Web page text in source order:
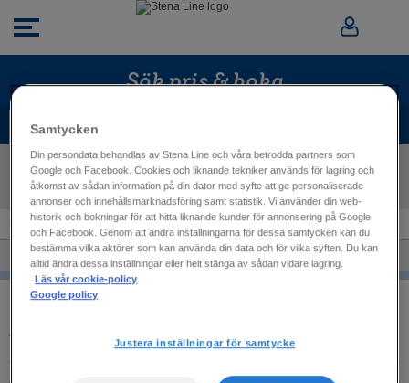
Sök pris & boka
Båtresa
MINA SIDOR
MIN PROFIL
MINA SIDOR
VÄLKOMMEN TILL MINA SIDOR.
Samtycken
Din persondata behandlas av Stena Line och våra betrodda partners som
Google och Facebook. Cookies och liknande tekniker används för lagring och
åtkomst av sådan information på din dator med syfte att ge personaliserade
annonser och innehållsmarknadsföring samt statistik. Vi använder din web-
historik och bokningar för att hitta liknande kunder för annonsering på Google
och Facebook. Genom att ändra inställningarna för dessa samtycken kan du
bestämma vilka aktörer som kan använda din data och för vilka syften. Du kan
alltid ändra dessa inställningar eller helt stänga av sådan vidare lagring.
Läs vår cookie-policy
Google policy
Justera inställningar för samtycke